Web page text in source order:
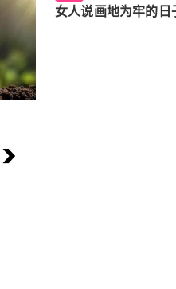
女人说画地为牢的日